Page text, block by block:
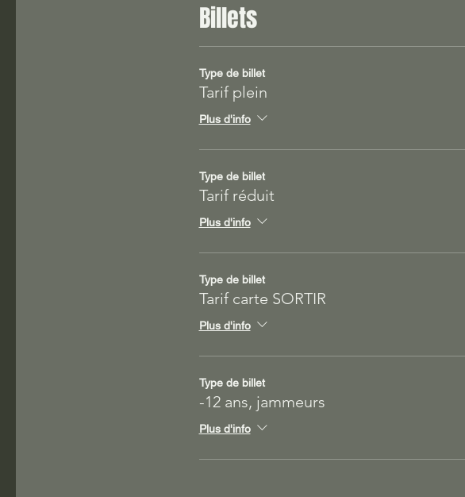
Billets
Type de billet
Tarif plein
Plus d'info
Type de billet
Tarif réduit
Plus d'info
Type de billet
Tarif carte SORTIR
Plus d'info
Type de billet
-12 ans, jammeurs
Plus d'info